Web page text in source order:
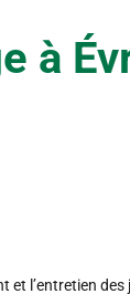
à
et l’entretien